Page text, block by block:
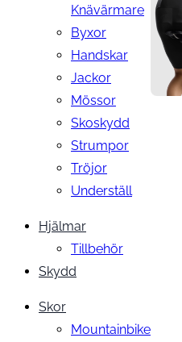
Knävärmare
Byxor
Handskar
Jackor
Mössor
Skoskydd
Strumpor
Tröjor
Underställ
Hjälmar
Tillbehör
Skydd
Skor
Mountainbike